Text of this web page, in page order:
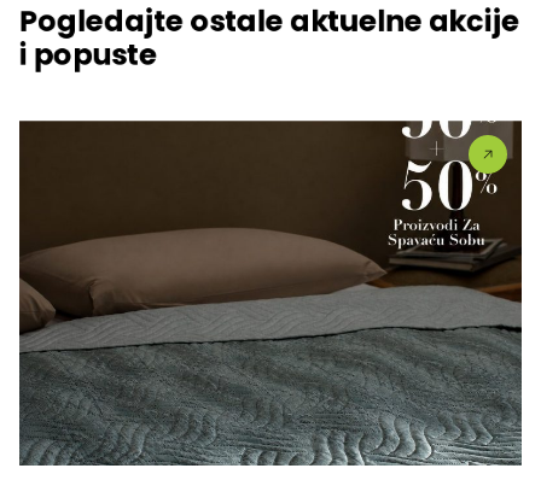
Pogledajte ostale aktuelne akcije
i popuste